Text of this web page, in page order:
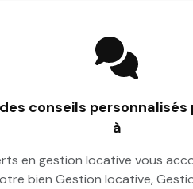
conseils
à
en gestion locative vous
bien Gestion locative,